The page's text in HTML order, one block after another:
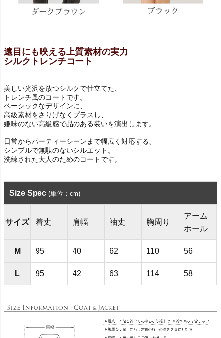
遠目にも映える上質素材の実力
シルクトレンチコート
美しい光沢を放つシルクで仕立てた、
トレンチ風のコートです。
ベーシックなデザインに、
高級素材をさりげなくプラスし、
嫌味のない高級感で品のある装いを演出します。
日常からパーティーシーンまで幅広く対応する、
シンプルで無駄のないシルエット。
洗練された大人のためのコートです。
Size Spec (単位：cm)
サイズ 着丈 肩幅 袖丈 胸周り
アーム
ホール
M 95 40 62 110 56
L 95 42 63 114 58